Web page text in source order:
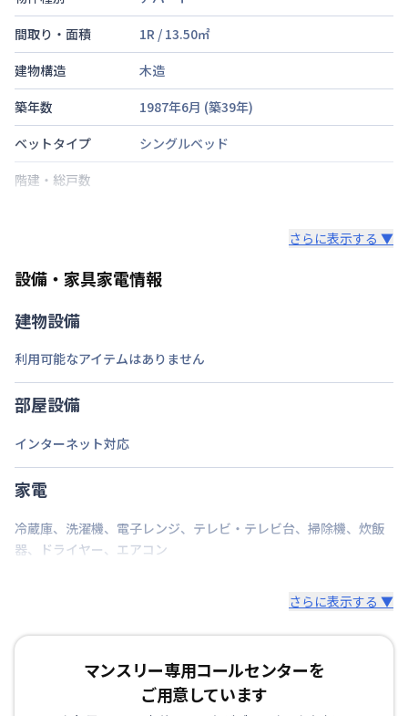
間取り・面積
1R / 13.50㎡
建物構造
木造
築年数
1987年6月 (築39年)
ベットタイプ
シングルベッド
階建・総戸数
禁煙・喫煙
交通
定員
1名
駐車場
次回更新日
情報更新日
さらに表示する ▼
設備・家具家電情報
建物設備
利用可能なアイテムはありません
部屋設備
インターネット対応
家電
冷蔵庫、 洗濯機、 電子レンジ、 テレビ・テレビ台、 掃除機、 炊飯
器、 ドライヤー、 エアコン
さらに表示する ▼
マンスリー専用コールセンターを
ご用意しています